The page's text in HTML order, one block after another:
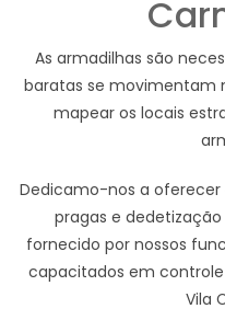
As armadilhas são
baratas se movimentam
mapear os locais
Dedicamo-nos a
pragas e
fornecido por nossos
capacitados em
Vila